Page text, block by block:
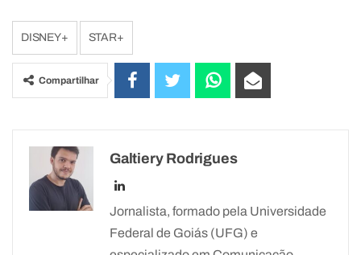
DISNEY+ STAR+
Compartilhar
Galtiery Rodrigues
Jornalista, formado pela Universidade
Federal de Goiás (UFG) e